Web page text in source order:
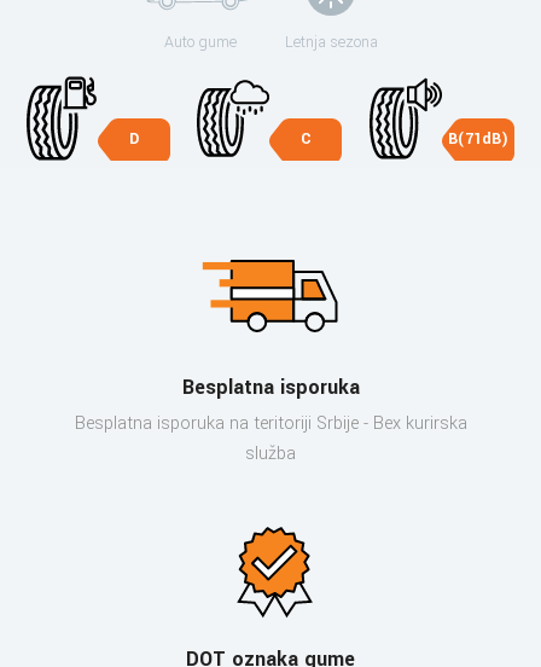
Auto gume Letnja sezona
D C B(71dB)
Besplatna isporuka
Besplatna isporuka na teritoriji Srbije - Bex kurirska
služba
DOT oznaka gume